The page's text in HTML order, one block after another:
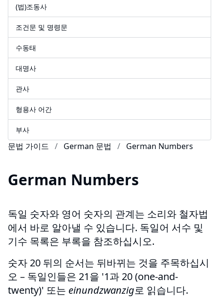
문법 가이드 German 문법 German Numbers
German Numbers
독일 숫자와 영어 숫자의 관계는 소리와 철자법
에서 바로 알아낼 수 있습니다. 독일어 서수 및
기수 목록은 부록을 참조하십시오.
숫자 20 뒤의 순서는 뒤바뀌는 것을 주목하십시
오 – 독일인들은 21을 '1과 20 (one-and-
twenty)' 또는 einundzwanzig로 읽습니다.
(법)조동사
조건문 및 명령문
수동태
대명사
관사
형용사 어간
부사